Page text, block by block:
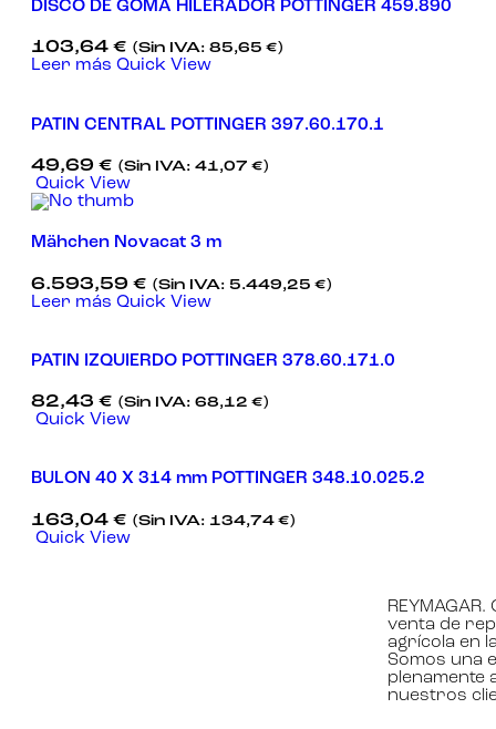
DISCO DE GOMA HILERADOR POTTINGER 459.890
103,64 € (Sin IVA: 85,65 €)
Leer más Quick View
PATIN CENTRAL POTTINGER 397.60.170.1
49,69 € (Sin IVA: 41,07 €)
Quick View
Mähchen Novacat 3 m
6.593,59 € (Sin IVA: 5.449,25 €)
Leer más Quick View
PATIN IZQUIERDO POTTINGER 378.60.171.0
82,43 € (Sin IVA: 68,12 €)
Quick View
BULON 40 X 314 mm POTTINGER 348.10.025.2
163,04 € (Sin IVA: 134,74 €)
Quick View
venta de
agrícola en
Somos una
plenamente
nuestros